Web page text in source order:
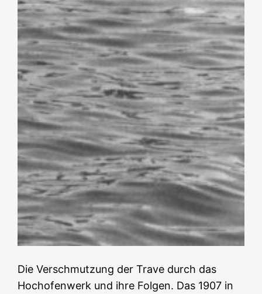
Die Verschmutzung der Trave durch das
Hochofenwerk und ihre Folgen. Das 1907 in